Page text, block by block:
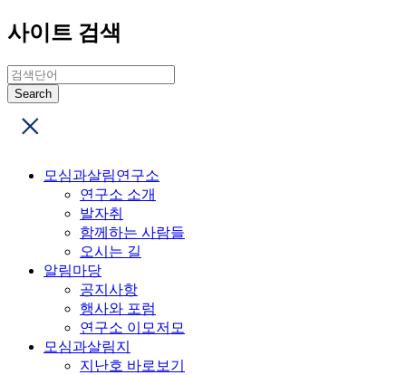
사이트 검색
모심과살림연구소
연구소 소개
발자취
함께하는 사람들
오시는 길
알림마당
공지사항
행사와 포럼
연구소 이모저모
모심과살림지
지난호 바로보기